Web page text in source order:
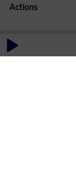
Actions
Commentaires